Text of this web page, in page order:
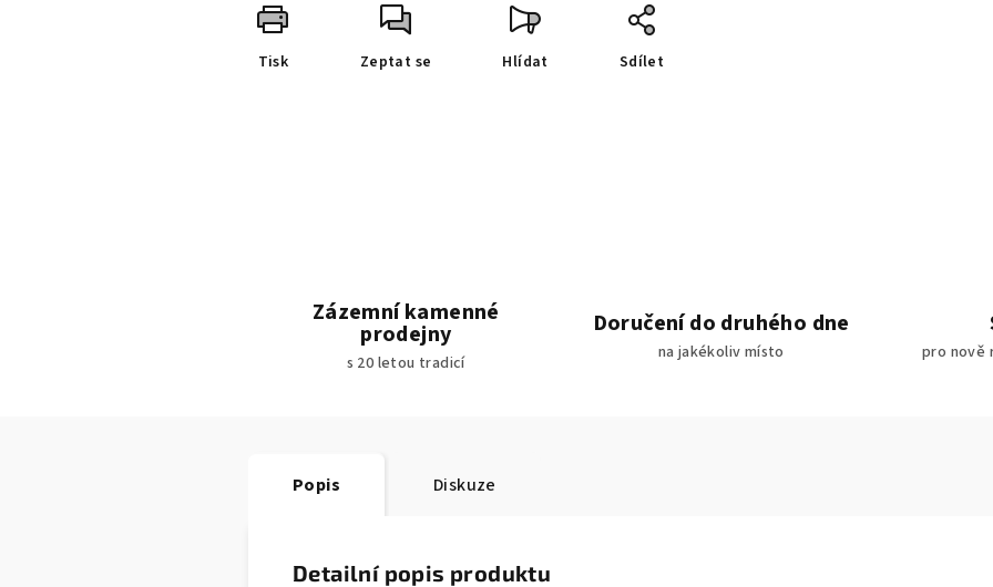
Tisk Zeptat se Hlídat Sdílet
Zázemní kamenné
prodejny
s 20 letou tradicí
Doručení do druhého dne
na jakékoliv místo pro nově
Popis Diskuze
Detailní popis produktu